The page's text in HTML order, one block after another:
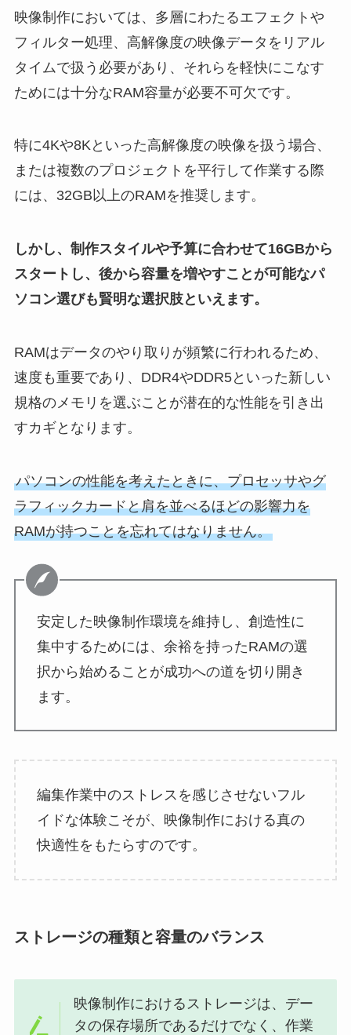
映像制作においては、多層にわたるエフェクトや
フィルター処理、高解像度の映像データをリアル
タイムで扱う必要があり、それらを軽快にこなす
ためには十分なRAM容量が必要不可欠です。
特に4Kや8Kといった高解像度の映像を扱う場合、
または複数のプロジェクトを平行して作業する際
には、32GB以上のRAMを推奨します。
しかし、制作スタイルや予算に合わせて16GBから
スタートし、後から容量を増やすことが可能なパ
ソコン選びも賢明な選択肢といえます。
RAMはデータのやり取りが頻繁に行われるため、
速度も重要であり、DDR4やDDR5といった新しい
規格のメモリを選ぶことが潜在的な性能を引き出
すカギとなります。
パソコンの性能を考えたときに、プロセッサやグ
ラフィックカードと肩を並べるほどの影響力を
RAMが持つことを忘れてはなりません。
安定した映像制作環境を維持し、創造性に
集中するためには、余裕を持ったRAMの選
択から始めることが成功への道を切り開き
ます。
編集作業中のストレスを感じさせないフル
イドな体験こそが、映像制作における真の
快適性をもたらすのです。
ストレージの種類と容量のバランス
映像制作におけるストレージは、デー
タの保存場所であるだけでなく、作業